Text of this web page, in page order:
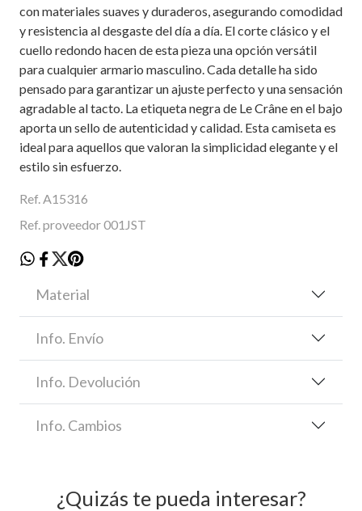
con materiales suaves y duraderos, asegurando comodidad
y resistencia al desgaste del día a día. El corte clásico y el
cuello redondo hacen de esta pieza una opción versátil
para cualquier armario masculino. Cada detalle ha sido
pensado para garantizar un ajuste perfecto y una sensación
agradable al tacto. La etiqueta negra de Le Crâne en el bajo
aporta un sello de autenticidad y calidad. Esta camiseta es
ideal para aquellos que valoran la simplicidad elegante y el
estilo sin esfuerzo.
Ref. A15316
Ref. proveedor 001JST
Material
Info. Envío
Info. Devolución
Info. Cambios
¿Quizás te pueda interesar?